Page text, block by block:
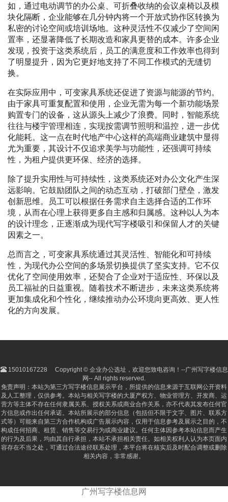
如，通过电动调节的办公桌、可折叠收纳的会议桌椅以及模
块化隔断，企业能够在几分钟内将一个开放式协作区转换为
私密的讨论空间或培训场地。这种灵活性不仅减少了空间闲
置率，还显著降低了长期改造和家具更替的成本。许多企业
发现，投资于这类系统后，员工的满意度和工作效率也得到
了明显提升，因为它更好地支持了不同工作模式的无缝切
换。
在实际应用中，可变家具系统还促进了资源与能源的节约。
由于家具可重复配置和使用，企业无需为每一个新功能场景
购置专门的设备，这从源头上减少了浪费。同时，智能系统
往往与楼宇管理相连，实现按需调节照明和温控，进一步优
化能耗。这一点在时代地产中心这样的高端商业建筑中显得
尤为重要，其设计不仅追求美学与功能性，还强调可持续
性，为租户提供更环保、经济的选择。
除了提升实用性与可持续性，这类系统还对办公文化产生深
远影响。它鼓励团队之间的动态互动，打破部门壁垒，激发
创新思维。员工可以根据任务需求自主选择合适的工作环
境，从而在心理上获得更多自主感和归属感。这种以人为本
的设计理念，正逐渐成为现代写字楼吸引和保留人才的关键
因素之一。
总而言之，可变家具系统通过其灵活性、智能化和可持续
性，为现代办公空间的多场景切换提供了坚实支持。它不仅
优化了空间使用效率，还契合了企业对于适应性、环保以及
员工福祉的日益重视。随着技术不断进步，未来这类系统将
更加集成化和个性化，继续推动办公环境向更高效、更人性
化的方向发展。
15010167228
Copyright © 企业办公选址，欢迎您致电咨询！--广州写字楼信息
网-- All rights reserved.
免责声明：本站为第三方写字楼信息展示平台，所提供的信息来源于互联网公开资料
及人工整理，仅供参考。本站与相关写字楼的大厦产权方、物业管理方、开发商、运
营方等主体不存在任何隶属关系、授权关系或商业合作关系，亦不代表其发布任何官
方信息或作出任何承诺。本站所展示的部分信息（包括但不限于文字、图片、联系方
式等）可能来自第三方合作机构或广告展示内容，仅用于信息参考及展示之目的，不
构成任何招商、租赁、销售等交易行为或商业建议。任何主体因参考本站信息而产生
的行为及后果，均由其自行承担，本站不承担相关责任。如相关权利人认为本页面内
容存在不当之处，可通过合法途径联系处理，本平台将在核实后及时配合调整或删除
相关内容，非常感谢。
广州写字楼信息网